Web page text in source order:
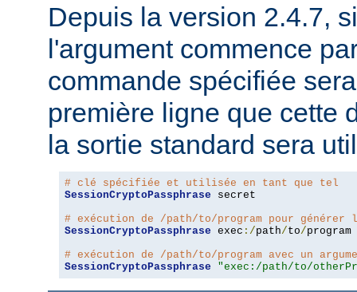
Depuis la version 2.4.7,
l'argument commence
commande spécifiée
première ligne que cette
la sortie standard sera
# clé spécifiée et utilisée en tant que tel
SessionCryptoPassphrase secret
# exécution de /path/to/program pour générer
SessionCryptoPassphrase exec :/path/to/program
# exécution de /path/to/program avec un
SessionCryptoPassphrase
"exec:/path/to/